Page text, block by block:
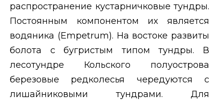
распространение кустарничковые тундры.
Постоянным компонентом их является
водяника (Empetrum). На востоке развиты
болота с бугристым типом тундры. В
лесотундре Кольского полуострова
березовые редколесья чередуются с
лишайниковыми тундрами. Для